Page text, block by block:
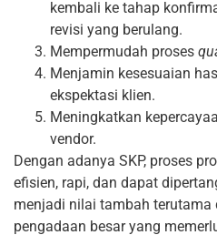
kembali ke tahap
revisi yang berulang.
Mempermudah proses
Menjamin kesesuaian
ekspektasi klien.
Meningkatkan
vendor.
Dengan adanya SKP, proses
efisien, rapi, dan dapat
menjadi nilai tambah terutama
pengadaan besar yang